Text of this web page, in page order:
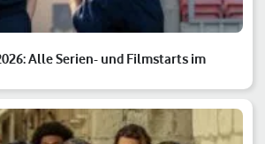
Alle Serien- und Filmstarts im